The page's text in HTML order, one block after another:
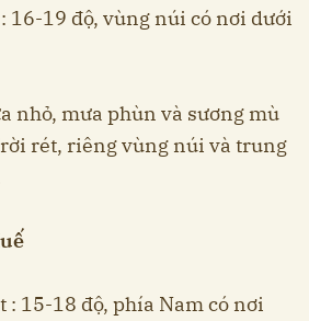
16-19 độ, vùng núi có nơi dưới
nhỏ, mưa phùn và sương mù
rét, riêng vùng núi và trung
: 15-18 độ, phía Nam có nơi